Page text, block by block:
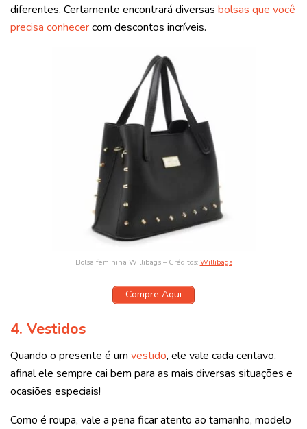
diferentes. Certamente encontrará diversas bolsas que você
precisa conhecercom descontos incríveis.
Bolsa feminina Willibags – Créditos: Willibags
Compre Aqui
4. Vestidos
Quando o presente é um vestido, ele vale cada centavo,
afinal ele sempre cai bem para as mais diversas situações e
ocasiões especiais!
Como é roupa, vale a pena ficar atento ao tamanho, modelo